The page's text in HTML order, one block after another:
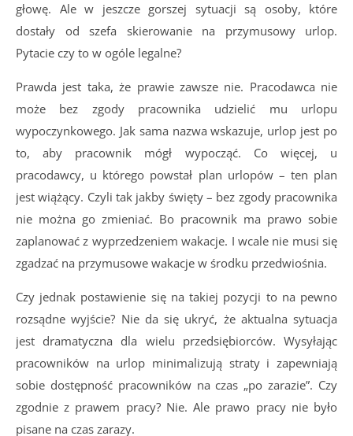
głowę. Ale w jeszcze gorszej sytuacji są osoby, które
dostały od szefa skierowanie na przymusowy urlop.
Pytacie czy to w ogóle legalne?
Prawda jest taka, że prawie zawsze nie. Pracodawca nie
może bez zgody pracownika udzielić mu urlopu
wypoczynkowego. Jak sama nazwa wskazuje, urlop jest po
to, aby pracownik mógł wypocząć. Co więcej, u
pracodawcy, u którego powstał plan urlopów – ten plan
jest wiążący. Czyli tak jakby święty – bez zgody pracownika
nie można go zmieniać. Bo pracownik ma prawo sobie
zaplanować z wyprzedzeniem wakacje. I wcale nie musi się
zgadzać na przymusowe wakacje w środku przedwiośnia.
Czy jednak postawienie się na takiej pozycji to na pewno
rozsądne wyjście? Nie da się ukryć, że aktualna sytuacja
jest dramatyczna dla wielu przedsiębiorców. Wysyłając
pracowników na urlop minimalizują straty i zapewniają
sobie dostępność pracowników na czas „po zarazie”. Czy
zgodnie z prawem pracy? Nie. Ale prawo pracy nie było
pisane na czas zarazy.